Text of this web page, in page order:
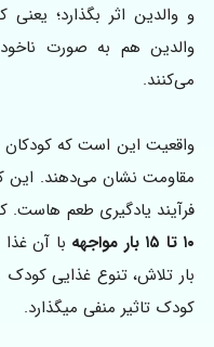
و والدین اثر بگذارد؛
والدین هم به صورت
می‌کنند.
واقعیت این است که
مقاومت نشان می‌دهند. این
فرآیند یادگیری طعم
۱۰ تا ۱۵ بار مواجهه
با آن
بار تلاش، تنوع غذایی
کودک تاثیر منفی میگذارد.